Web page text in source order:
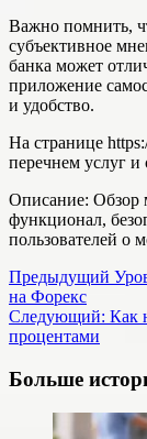
Важно помнить,
субъективное
банка может
приложение
и удобство.
На странице
перечнем услуг и
Описание: Обзор
функционал,
пользователей о
Навигация
записи
Предыдущий
на Форекс
Следующий: Как
процентами
Больше